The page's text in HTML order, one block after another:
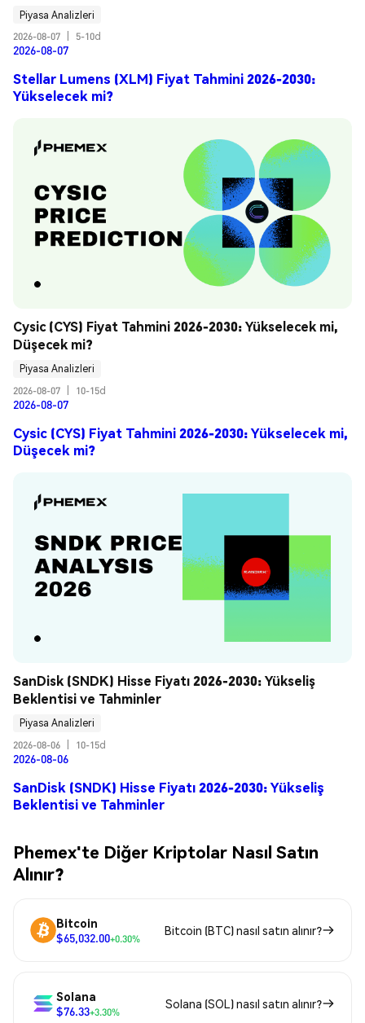
Piyasa Analizleri
2026-08-07
5-10d
2026-08-07
Stellar Lumens (XLM) Fiyat Tahmini 2026-2030:
Yükselecek mi?
Cysic (CYS) Fiyat Tahmini 2026-2030: Yükselecek mi,
Düşecek mi?
Piyasa Analizleri
2026-08-07
10-15d
2026-08-07
Cysic (CYS) Fiyat Tahmini 2026-2030: Yükselecek mi,
Düşecek mi?
SanDisk (SNDK) Hisse Fiyatı 2026-2030: Yükseliş
Beklentisi ve Tahminler
Piyasa Analizleri
2026-08-06
10-15d
2026-08-06
SanDisk (SNDK) Hisse Fiyatı 2026-2030: Yükseliş
Beklentisi ve Tahminler
Phemex'te Diğer Kriptolar Nasıl Satın
Alınır?
Bitcoin
$65,032.00+0.30%
Bitcoin (BTC) nasıl satın alınır?
Solana
$76.33+3.30%
Solana (SOL) nasıl satın alınır?